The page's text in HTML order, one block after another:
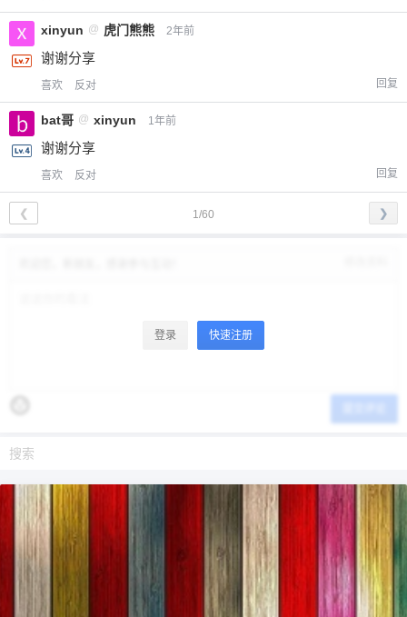
xinyun @ 虎门熊熊 2年前
谢谢分享
喜欢 反对 回复
bat哥 @ xinyun 1年前
谢谢分享
喜欢 反对 回复
1/60
❮ ❯
登录 快速注册